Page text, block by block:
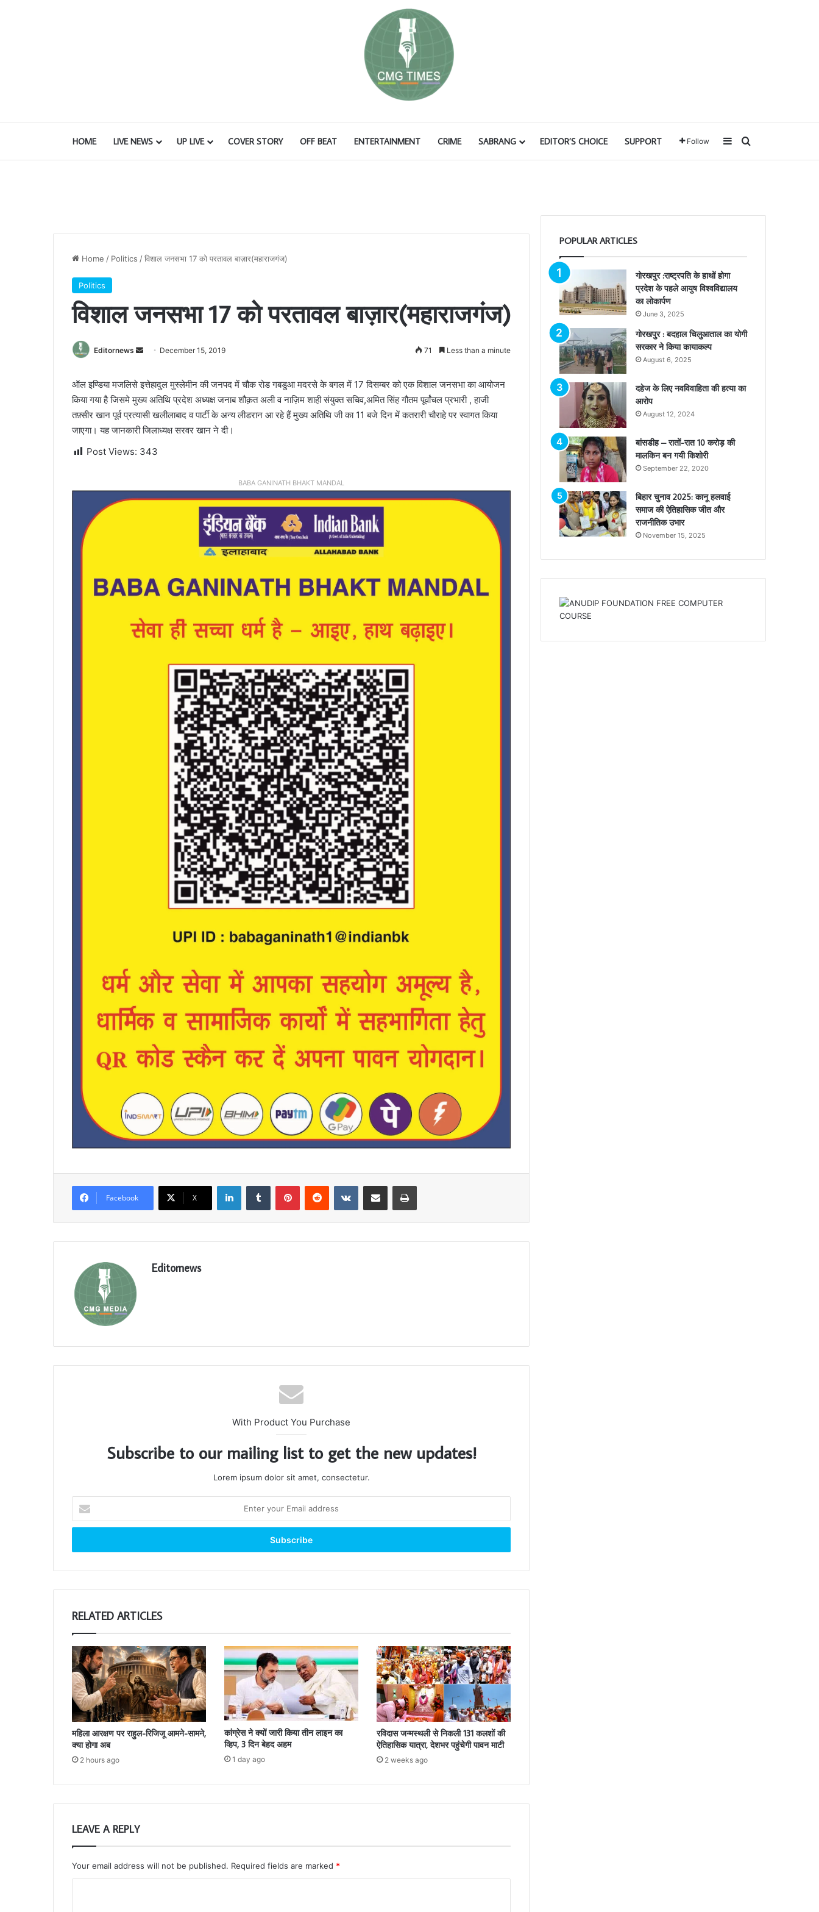
HOME LIVE NEWS UP LIVE COVER STORY OFF BEAT ENTERTAINMENT CRIME SABRANG EDITOR’S CHOICE SUPPORT Follow SidebarSearch for
Home / Politics /विशाल जनसभा 17 को परतावल बाज़ार(महाराजगंज)
Politics
विशाल जनसभा 17 को परतावल बाज़ार(महाराजगंज)
Editornews
Send
email
December 15, 2019 71 Less than a minute
ऑल इण्डिया मजलिसे इत्तेहादुल मुस्लेमीन की जनपद में चौक रोड गबडुआ मदरसे के बगल में 17 दिसम्बर को एक विशाल जनसभा का आयोजन
किया गया है जिसमे मुख्य अतिथि प्रदेश अध्यक्ष जनाब शौक़त अली व नाज़िम शाही संयुक्त सचिव,अमित सिंह गौतम पूर्वांचल प्रभारी , हाजी
तफ़्सीर खान पूर्व प्रत्यासी खलीलाबाद व पार्टी के अन्य लीडरान आ रहे हैं मुख्य अतिथि जी का 11 बजे दिन में कतरारी चौराहे पर स्वागत किया
जाएगा। यह जानकारी जिलाध्यक्ष सरवर खान ने दी।
Post Views: 343
BABA GANINATH BHAKT MANDAL
Facebook X
LinkedInTumblr PinterestReddit VKontakteShare via Email Print
Editornews
With Product You Purchase
Subscribe to our mailing list to get the new updates!
Lorem ipsum dolor sit amet, consectetur.
your
Email
RELATED ARTICLES
महिला आरक्षण पर राहुल-रिजिजू आमने-सामने,
क्या होगा अब
2 hours ago
कांग्रेस ने क्यों जारी किया तीन लाइन का
व्हिप, 3 दिन बेहद अहम
1 day ago
रविदास जन्मस्थली से निकली 131 कलशों की
ऐतिहासिक यात्रा, देशभर पहुंचेगी पावन माटी
2 weeks ago
LEAVE A REPLY
Your email address will not be published. Required fields are marked *
POPULAR ARTICLES
गोरखपुर :राष्ट्रपति के हाथों होगा
प्रदेश के पहले आयुष विश्वविद्यालय
का लोकार्पण
June 3, 2025
गोरखपुर : बदहाल चिलुआताल का योगी
सरकार ने किया कायाकल्प
August 6, 2025
दहेज के लिए नवविवाहिता की हत्या का
आरोप
August 12, 2024
बांसडीह – रातों-रात 10 करोड़ की
मालकिन बन गयी किशोरी
September 22, 2020
बिहार चुनाव 2025: कानू हलवाई
समाज की ऐतिहासिक जीत और
राजनीतिक उभार
November 15, 2025